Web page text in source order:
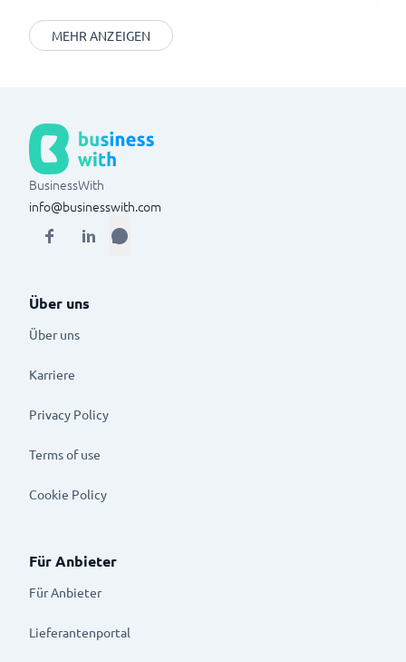
MEHR ANZEIGEN
BusinessWith
info@businesswith.com
Über uns
Über uns
Karriere
Privacy Policy
Terms of use
Cookie Policy
Für Anbieter
Für Anbieter
Lieferantenportal